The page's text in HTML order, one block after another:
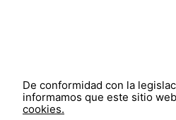
De conformidad con la
informamos que este sitio
cookies.